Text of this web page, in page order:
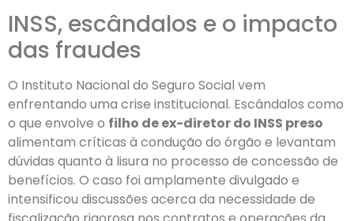
INSS, escândalos e o impacto
das fraudes
O Instituto Nacional do Seguro Social vem
enfrentando uma crise institucional. Escândalos como
o que envolve o filho de ex-diretor do INSS preso
alimentam críticas à condução do órgão e levantam
dúvidas quanto à lisura no processo de concessão de
benefícios. O caso foi amplamente divulgado e
intensificou discussões acerca da necessidade de